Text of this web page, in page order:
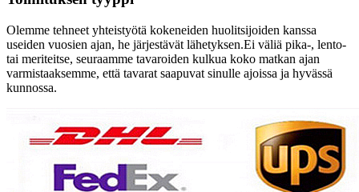
Olemme tehneet yhteistyötä kokeneiden huolitsijoiden kanssa
useiden vuosien ajan, he järjestävät lähetyksen.Ei väliä pika-, lento-
tai meriteitse, seuraamme tavaroiden kulkua koko matkan ajan
varmistaaksemme, että tavarat saapuvat sinulle ajoissa ja hyvässä
kunnossa.